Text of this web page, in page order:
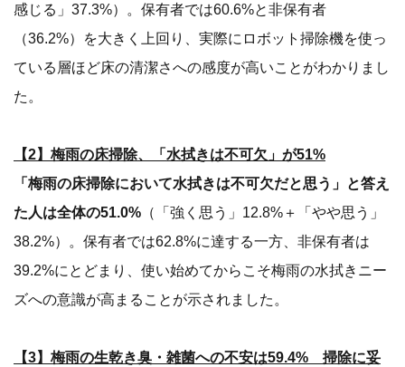
感じる」37.3%）。保有者では60.6%と非保有者
（36.2%）を大きく上回り、実際にロボット掃除機を使っ
ている層ほど床の清潔さへの感度が高いことがわかりまし
た。
【2】梅雨の床掃除、「水拭きは不可欠」が51%
「梅雨の床掃除において水拭きは不可欠だと思う」と答え
た人は全体の51.0% （「強く思う」12.8%＋「やや思う」
38.2%）。保有者では62.8%に達する一方、非保有者は
39.2%にとどまり、使い始めてからこそ梅雨の水拭きニー
ズへの意識が高まることが示されました。
【3】梅雨の生乾き臭・雑菌への不安は59.4% 掃除に妥